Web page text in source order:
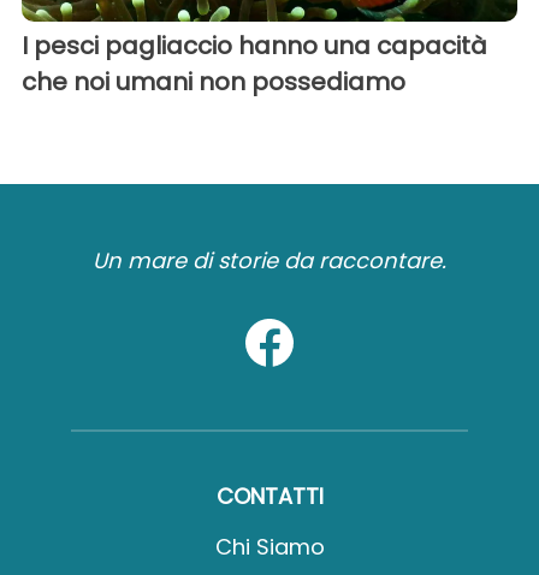
I pesci pagliaccio hanno una capacità
che noi umani non possediamo
Un mare di storie da raccontare.
CONTATTI
Chi Siamo